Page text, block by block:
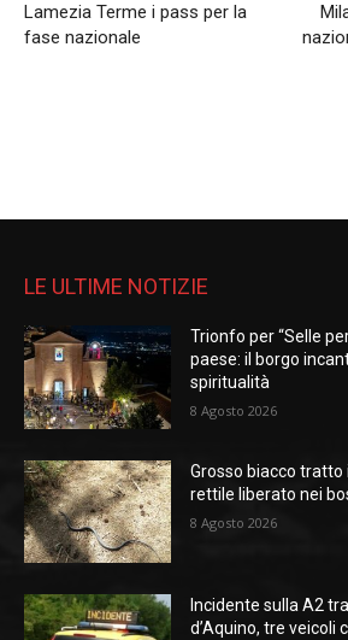
Lamezia Terme i pass per la
fase nazionale
LE ULTIME NOTIZIE
Trionfo per “Selle
paese: il borgo
spiritualità
8 Agosto 2026
Grosso biacco tratto
rettile liberato nei
8 Agosto 2026
Incidente sulla A2
d’Aquino, tre veicoli